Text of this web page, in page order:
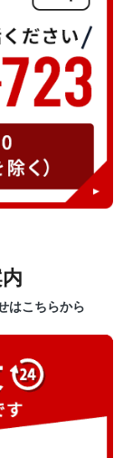
はこちらから